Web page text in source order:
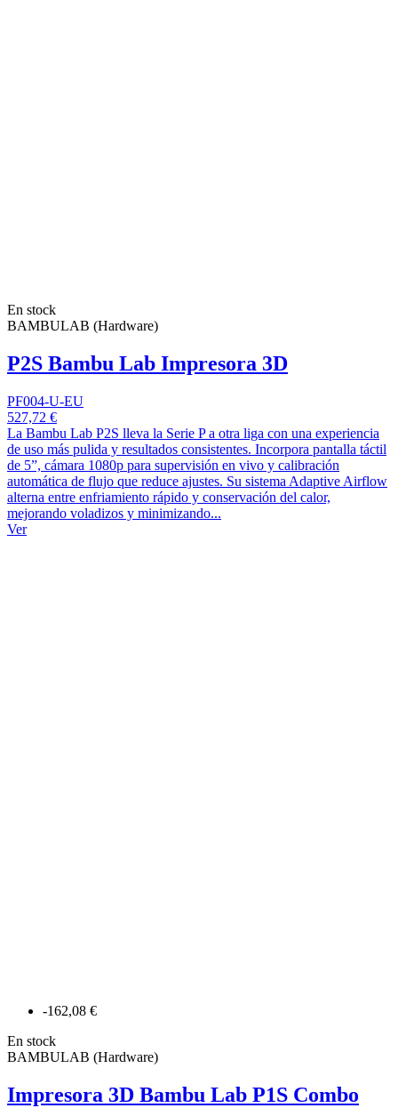
En stock
BAMBULAB (Hardware)
P2S Bambu Lab Impresora 3D
PF004-U-EU
527,72 €
La Bambu Lab P2S lleva la Serie P a otra liga con una experiencia
de uso más pulida y resultados consistentes. Incorpora pantalla táctil
de 5”, cámara 1080p para supervisión en vivo y calibración
automática de flujo que reduce ajustes. Su sistema Adaptive Airflow
alterna entre enfriamiento rápido y conservación del calor,
mejorando voladizos y minimizando...
Ver
-162,08 €
En stock
BAMBULAB (Hardware)
Impresora 3D Bambu Lab P1S Combo